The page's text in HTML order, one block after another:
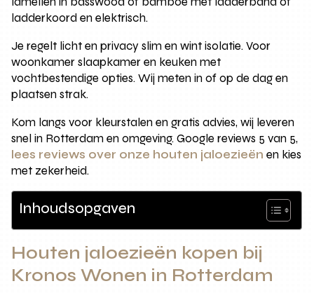
ladderkoord en elektrisch.
Je regelt licht en privacy slim en wint isolatie. Voor
woonkamer slaapkamer en keuken met
vochtbestendige opties. Wij meten in of op de dag en
plaatsen strak.
Kom langs voor kleurstalen en gratis advies, wij leveren
snel in Rotterdam en omgeving. Google reviews 5 van 5,
lees reviews over onze houten jaloezieën en kies
met zekerheid.
Inhoudsopgaven
Houten jaloezieën kopen bij
Kronos Wonen in Rotterdam